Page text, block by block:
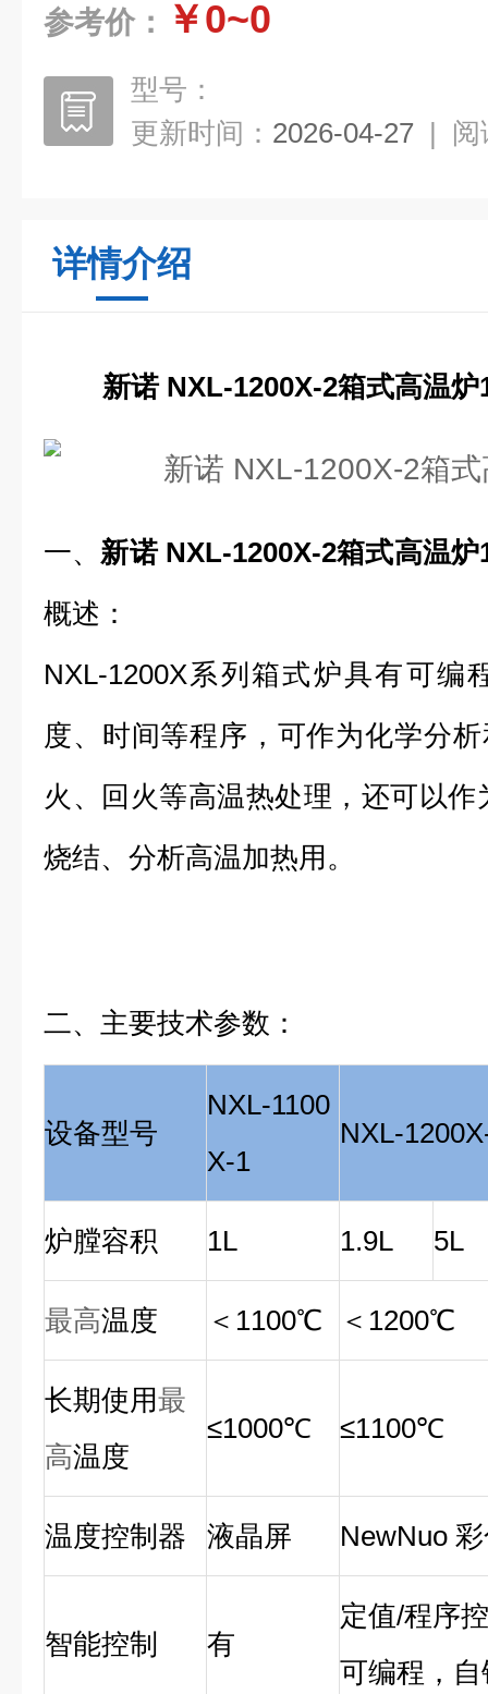
参考价： ￥0~0
型号：
更新时间： 2026-04-27 | 阅
详情介绍
新诺 NXL-1200X-2箱式高温
一、 新诺 NXL-1200X-2箱式高温
概述：
NXL-1200X系列箱式炉具有可编
度、时间等程序，可作为化学分
火、回火等高温热处理，还可以
烧结、分析高温加热用。
二、主要技术参数：
设备型号
NXL-1100
X-1
NXL-
炉膛容积 1L 1.9L 5L
最高温度 ＜1100℃ ＜1200℃
长期使用最
高温度
≤1000℃ ≤1100℃
温度控制器 液晶屏 NewNuo
智能控制 有
定值/程序
可编程，